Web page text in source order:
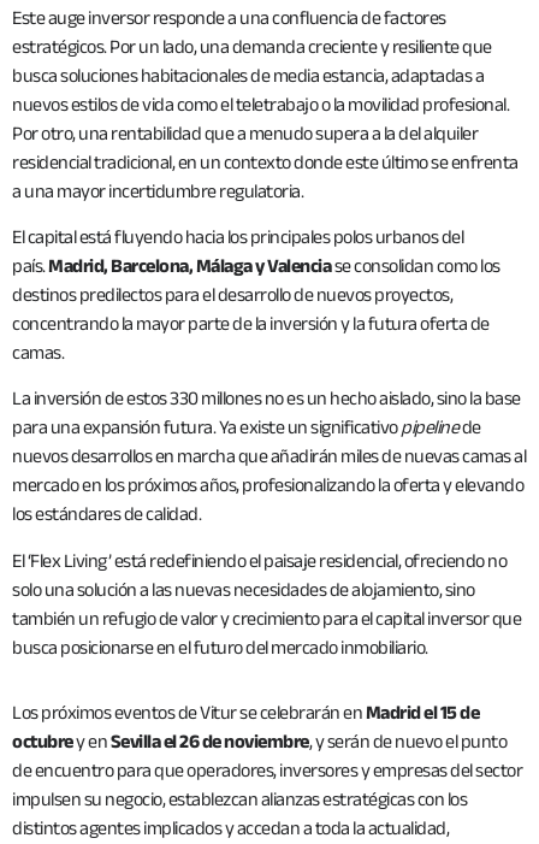
Este auge inversor responde a una confluencia de factores
estratégicos. Por un lado, una demanda creciente y resiliente que
busca soluciones habitacionales de media estancia, adaptadas a
nuevos estilos de vida como el teletrabajo o la movilidad profesional.
Por otro, una rentabilidad que a menudo supera a la del alquiler
residencial tradicional, en un contexto donde este último se enfrenta
a una mayor incertidumbre regulatoria.
El capital está fluyendo hacia los principales polos urbanos del
país.Madrid, Barcelona, Málaga y Valenciase consolidan como los
destinos predilectos para el desarrollo de nuevos proyectos,
concentrando la mayor parte de la inversión y la futura oferta de
camas.
La inversión de estos 330 millones no es un hecho aislado, sino la base
para una expansión futura. Ya existe un significativopipelinede
nuevos desarrollos en marcha que añadirán miles de nuevas camas al
mercado en los próximos años, profesionalizando la oferta y elevando
los estándares de calidad.
El ‘Flex Living’ está redefiniendo el paisaje residencial, ofreciendo no
solo una solución a las nuevas necesidades de alojamiento, sino
también un refugio de valor y crecimiento para el capital inversor que
busca posicionarse en el futuro del mercado inmobiliario.
Los próximos eventos de Vitur se celebrarán enMadrid el 15 de
octubrey enSevilla el 26 de noviembre, y serán de nuevo el punto
de encuentro para que operadores, inversores y empresas del sector
impulsen su negocio, establezcan alianzas estratégicas con los
distintos agentes implicados y accedan a toda la actualidad,